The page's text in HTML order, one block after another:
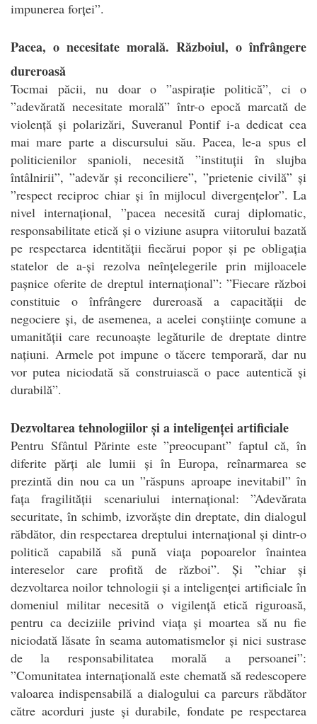
impunerea forței”.
Pacea, o necesitate morală. Războiul, o înfrângere
dureroasă
Tocmai păcii, nu doar o ”aspirație politică”, ci o
”adevărată necesitate morală” într-o epocă marcată de
violență și polarizări, Suveranul Pontif i-a dedicat cea
mai mare parte a discursului său. Pacea, le-a spus el
politicienilor spanioli, necesită ”instituții în slujba
întâlnirii”, ”adevăr și reconciliere”, ”prietenie civilă” și
”respect reciproc chiar și în mijlocul divergențelor”. La
nivel internațional, ”pacea necesită curaj diplomatic,
responsabilitate etică și o viziune asupra viitorului bazată
pe respectarea identității fiecărui popor și pe obligația
statelor de a-și rezolva neînțelegerile prin mijloacele
pașnice oferite de dreptul internațional”: ”Fiecare război
constituie o înfrângere dureroasă a capacității de
negociere și, de asemenea, a acelei conștiințe comune a
umanității care recunoaște legăturile de dreptate dintre
națiuni. Armele pot impune o tăcere temporară, dar nu
vor putea niciodată să construiască o pace autentică și
durabilă”.
Dezvoltarea tehnologiilor și a inteligenței artificiale
Pentru Sfântul Părinte este ”preocupant” faptul că, în
diferite părți ale lumii și în Europa, reînarmarea se
prezintă din nou ca un ”răspuns aproape inevitabil” în
fața fragilității scenariului internațional: ”Adevărata
securitate, în schimb, izvorăște din dreptate, din dialogul
răbdător, din respectarea dreptului internațional și dintr-o
politică capabilă să pună viața popoarelor înaintea
intereselor care profită de război”. Și ”chiar și
dezvoltarea noilor tehnologii și a inteligenței artificiale în
domeniul militar necesită o vigilență etică riguroasă,
pentru ca deciziile privind viața și moartea să nu fie
niciodată lăsate în seama automatismelor și nici sustrase
de la responsabilitatea morală a persoanei”:
”Comunitatea internațională este chemată să redescopere
valoarea indispensabilă a dialogului ca parcurs răbdător
către acorduri juste și durabile, fondate pe respectarea